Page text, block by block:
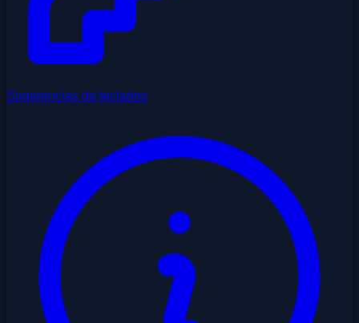
Sugerencias de teclados